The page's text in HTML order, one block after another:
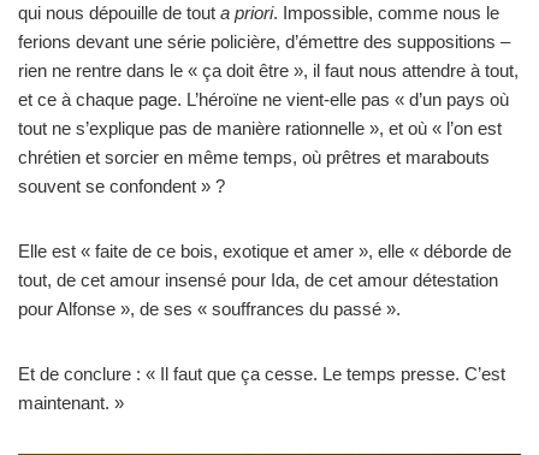
qui nous dépouille de tout a priori. Impossible, comme nous le
ferions devant une série policière, d’émettre des suppositions –
rien ne rentre dans le « ça doit être », il faut nous attendre à tout,
et ce à chaque page. L’héroïne ne vient-elle pas « d’un pays où
tout ne s’explique pas de manière rationnelle », et où « l’on est
chrétien et sorcier en même temps, où prêtres et marabouts
souvent se confondent » ?
Elle est « faite de ce bois, exotique et amer », elle « déborde de
tout, de cet amour insensé pour Ida, de cet amour détestation
pour Alfonse », de ses « souffrances du passé ».
Et de conclure : « Il faut que ça cesse. Le temps presse. C’est
maintenant. »